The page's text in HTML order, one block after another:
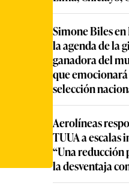
Simone Biles en
la agenda de la
ganadora del
que
selección
Aerolíneas
TUUA a escalas
“Una reducción
la desventaja